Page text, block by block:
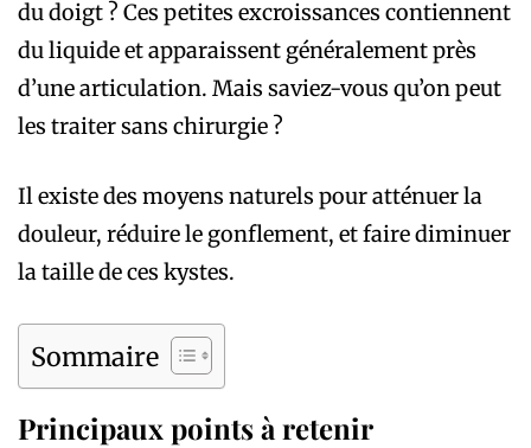
du doigt ? Ces petites excroissances contiennent
du liquide et apparaissent généralement près
d’une articulation. Mais saviez-vous qu’on peut
les traiter sans chirurgie ?
Il existe des moyens naturels pour atténuer la
douleur, réduire le gonflement, et faire diminuer
la taille de ces kystes.
Sommaire
Principaux points à retenir